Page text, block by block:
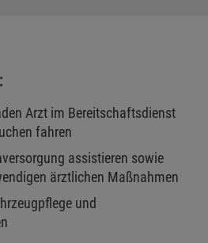
Arzt im Bereitschaftsdienst
fahren
assistieren sowie
ärztlichen Maßnahmen
und